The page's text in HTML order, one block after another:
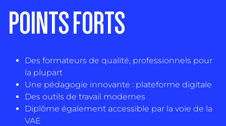
POINTS FORTS
Des formateurs de qualité, professionnels pour
la plupart
Une pédagogie innovante : plateforme digitale
Des outils de travail modernes
Diplôme également accessible par la voie de la
VAE